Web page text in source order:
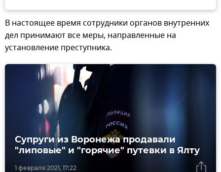
В настоящее время сотрудники органов внутренних
дел принимают все меры, направленные на
установление преступника.
1 февраля 2021, 17:22
Супруги из Воронежа продавали
"липовые" и "горячие" путевки в Ялту